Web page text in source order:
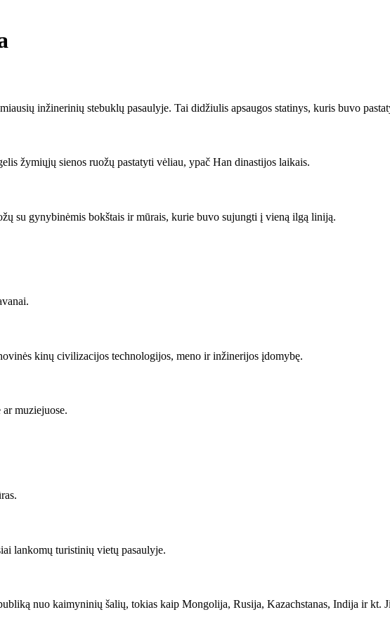
inžinerinių stebuklų pasaulyje. Tai didžiulis apsaugos statinys, kuris buvo
žymiųjų sienos ruožų pastatyti vėliau, ypač Han dinastijos laikais.
su gynybinėmis bokštais ir mūrais, kurie buvo sujungti į vieną ilgą liniją.
kinų civilizacijos technologijos, meno ir inžinerijos įdomybę.
muziejuose.
lankomų turistinių vietų pasaulyje.
nuo kaimyninių šalių, tokias kaip Mongolija, Rusija, Kazachstanas, Indija ir kt.